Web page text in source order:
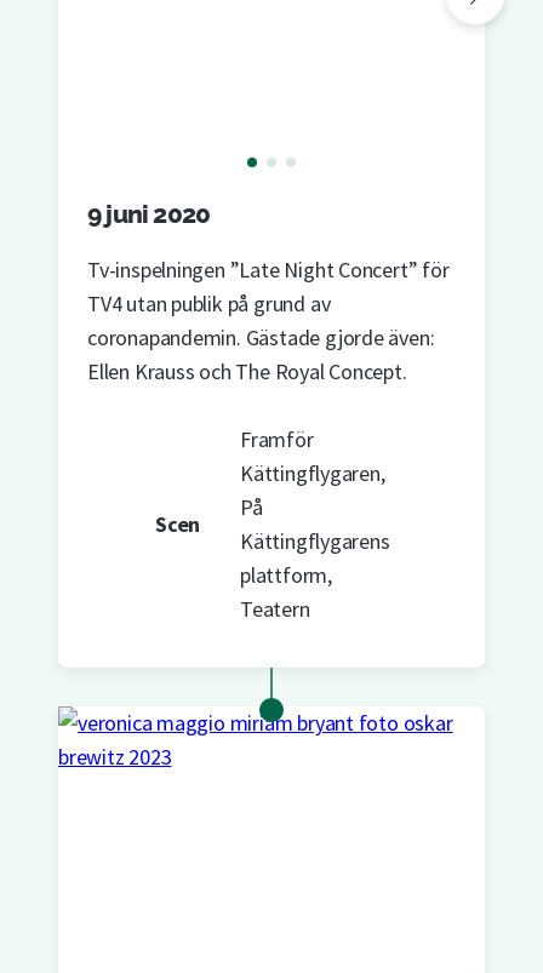
9 juni 2020
Tv-inspelningen ”Late Night Concert” för
TV4 utan publik på grund av
coronapandemin. Gästade gjorde även:
Ellen Krauss och The Royal Concept.
Scen
Framför
Kättingflygaren,
På
Kättingflygarens
plattform,
Teatern